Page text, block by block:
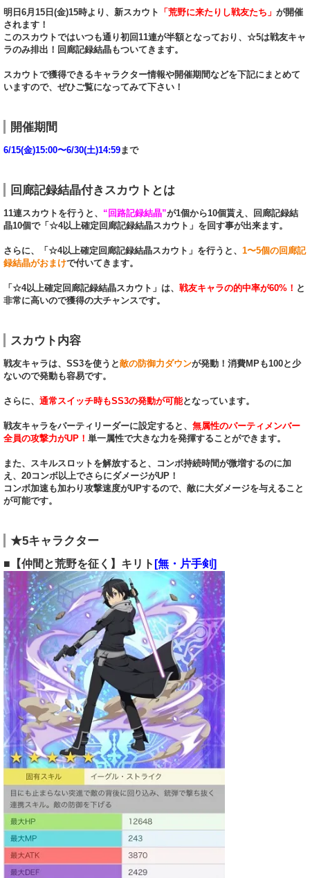
明日6月15日(金)15時より、新スカウト 「荒野に来たりし戦友たち」 が開催
されます！
このスカウトではいつも通り初回11連が半額となっており、☆5は戦友キャ
ラのみ排出！回廊記録結晶もついてきます。
スカウトで獲得できるキャラクター情報や開催期間などを下記にまとめて
いますので、ぜひご覧になってみて下さい！
開催期間
6/15(金)15:00〜6/30(土)14:59 まで
回廊記録結晶付きスカウトとは
11連スカウトを行うと、 “回路記録結晶”が1個から10個貰え、回廊記録結
晶10個で「☆4以上確定回廊記録結晶スカウト」を回す事が出来ます。
さらに、「☆4以上確定回廊記録結晶スカウト」を行うと、 1〜5個の回廊記
録結晶がおまけで付いてきます。
「☆4以上確定回廊記録結晶スカウト」は、 戦友キャラの的中率が60%！ と
非常に高いので獲得の大チャンスです。
スカウト内容
戦友キャラは、SS3を使うと敵の防御力ダウンが発動！消費MPも100と少
ないので発動も容易です。
さらに、 通常スイッチ時もSS3の発動が可能となっています。
戦友キャラをパーティリーダーに設定すると、 無属性のパーティメンバー
全員の攻撃力がUP！ 単一属性で大きな力を発揮することができます。
また、スキルスロットを解放すると、コンボ持続時間が微増するのに加
え、20コンボ以上でさらにダメージがUP！
コンボ加速も加わり攻撃速度がUPするので、敵に大ダメージを与えること
が可能です。
★5キャラクター
■【仲間と荒野を征く】キリト [無・片手剣]